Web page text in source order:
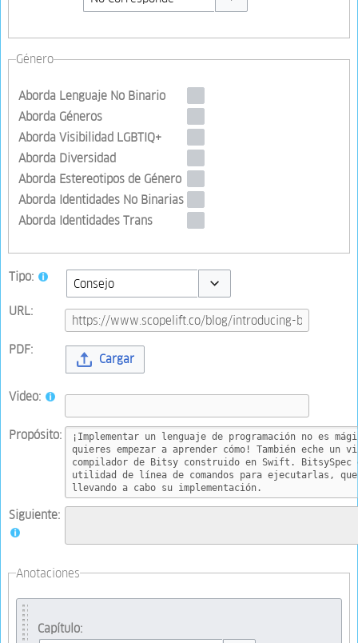
Género
Aborda Lenguaje No Binario
Aborda Géneros
Aborda Visibilidad LGBTIQ+
Aborda Diversidad
Aborda Estereotipos de Género
Aborda Identidades No Binarias
Aborda Identidades Trans
Tipo:
URL:
PDF:
Cargar
Video:
Propósito:
Siguiente:
Anotaciones
Capítulo: